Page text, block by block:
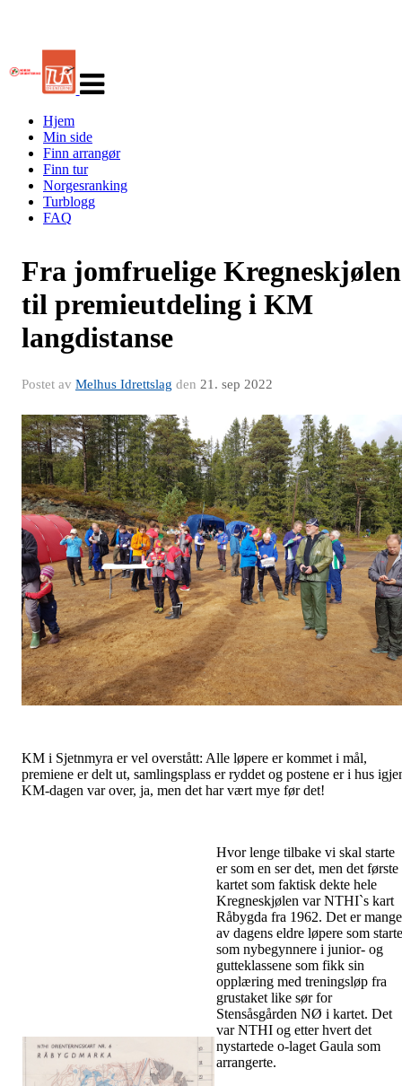
navigasjon
Hjem
Min side
Finn arrangør
Finn tur
Norgesranking
Turblogg
FAQ
Fra jomfruelige Kregneskjølen
til premieutdeling i KM
langdistanse
Postet av Melhus Idrettslag den 21. sep 2022
KM i Sjetnmyra er vel overstått: Alle løpere er kommet i mål,
premiene er delt ut, samlingsplass er ryddet og postene er i hus
KM-dagen var over, ja, men det har vært mye før det!
Hvor lenge tilbake vi skal starte
er som en ser det, men det første
kartet som faktisk dekte hele
Kregneskjølen var NTHI`s kart
Råbygda fra 1962. Det er mange
av dagens eldre løpere som
som nybegynnere i junior- og
gutteklassene som fikk sin
opplæring med treningsløp fra
grustaket like sør for
Stensåsgården NØ i kartet. Det
var NTHI og etter hvert det
nystartede o-laget Gaula som
arrangerte.